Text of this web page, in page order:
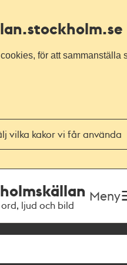
.stockholm.se
för att sammanställa
vilka kakor vi får använda
ljud och bild
Meny